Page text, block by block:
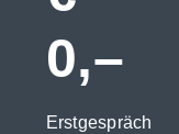
0,–
Erstgespräch